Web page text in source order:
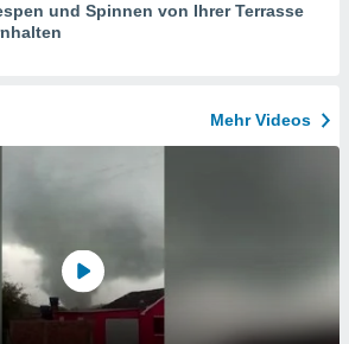
und Spinnen von Ihrer Terrasse
Mehr Videos